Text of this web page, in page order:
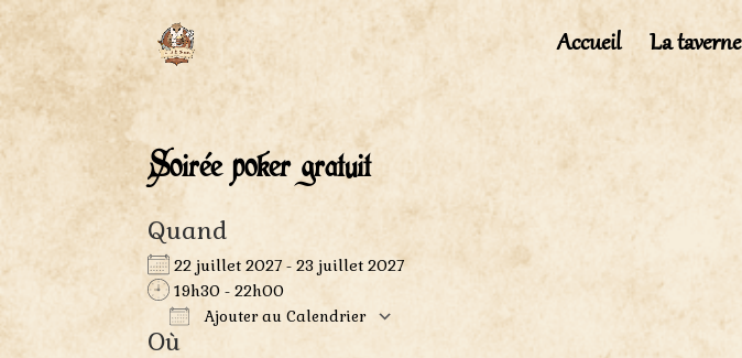
Accueil La taverne
Soirée poker gratuit
Quand
22 juillet 2027 - 23 juillet 2027
19h30 - 22h00
Ajouter au Calendrier
Où